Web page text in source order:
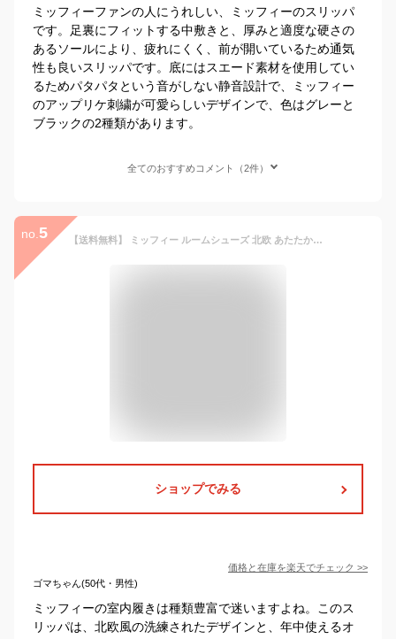
ミッフィーファンの人にうれしい、ミッフィーのスリッパ
です。足裏にフィットする中敷きと、厚みと適度な硬さの
あるソールにより、疲れにくく、前が開いているため通気
性も良いスリッパです。底にはスエード素材を使用してい
るためパタパタという音がしない静音設計で、ミッフィー
のアップリケ刺繍が可愛らしいデザインで、色はグレーと
ブラックの2種類があります。
全てのおすすめコメント（2件）
no. 5 【送料無料】 ミッフィー ルームシューズ 北欧 あたたかい 室内履き スリッパ ルームスリッパ 室内用 清潔 ホームウェア おしゃれ かわいい あったか 防寒 冷え防止 冷え対策 部屋ばき 室内ばき 部屋履き かわいい おしゃれ miffy 内祝い おめでとう お返し 贈り物 お祝い
ショップでみる
価格と在庫を楽天でチェック >>
ゴマちゃん(50代・男性)
ミッフィーの室内履きは種類豊富で迷いますよね。このス
リッパは、北欧風の洗練されたデザインと、年中使えるオ